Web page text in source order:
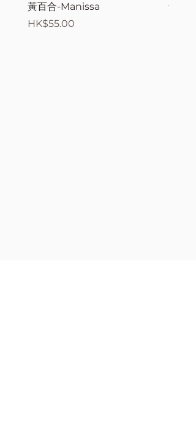
黃百合-Manissa
價格
HK$55.00
母親